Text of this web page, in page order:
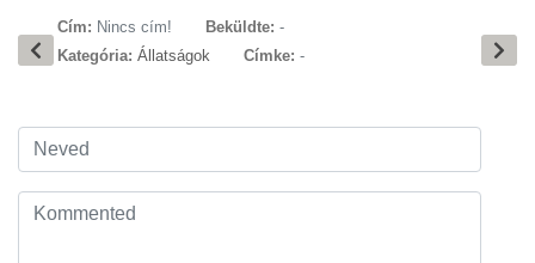
Cím: Nincs cím! Beküldte: -
Kategória: Állatságok Címke: -